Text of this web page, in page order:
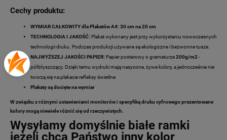
Cechy produktu:
WYMIAR CAŁKOWITY dla Plakatów A4: 30 cm na 20 cm
TECHNOLOGIA I JAKOŚĆ: Plakat wykonany jest przy wykorzystaniu nowoczesnych
technologii druku. Podczas produkcji używane są ekologiczne i bezwonne tusze.
NAJWYŻSZEJ JAKOŚCI PAPIER: Papier posterowy o gramaturze200g/m2 -
półbłyszczący. Dzięki temu wydruki mają nasycone, żywe kolory, a jednocześnie nie
tworzą się na plakacie refleksy świetlne
Plakaty są docięte na wymiar
W związku z różnymi ustawieniami monitorów i specyfiką druku cyfrowego prezentowane
kolory mogą niewiele różnić się od rzeczywistych.
Wysyłamy domyślnie białe ramki
jeżeli chcą Państwo inny kolor